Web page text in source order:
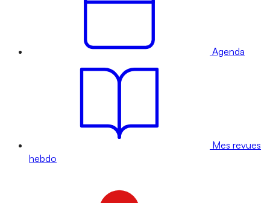
Agenda
Mes revues
hebdo